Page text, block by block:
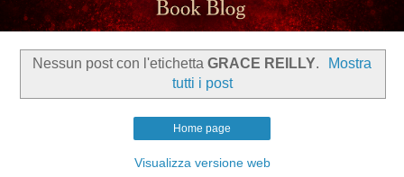
Nessun post con l'etichetta GRACE REILLY.
Mostra
tutti i post
Home page
Visualizza versione web